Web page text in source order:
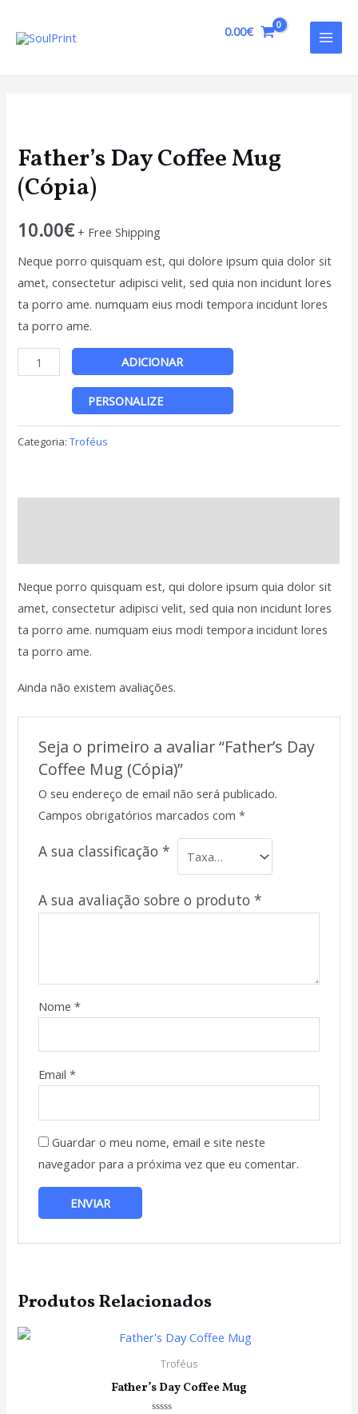
0.00€
Father’s Day Coffee Mug
(Cópia)
10.00€ + Free Shipping
Neque porro quisquam est, qui dolore ipsum quia dolor sit
amet, consectetur adipisci velit, sed quia non incidunt lores
ta porro ame. numquam eius modi tempora incidunt lores
ta porro ame.
Quantidade
de
Day
Coffee
ADICIONAR
PERSONALIZE
Categoria:Troféus
Neque porro quisquam est, qui dolore ipsum quia dolor sit
amet, consectetur adipisci velit, sed quia non incidunt lores
ta porro ame. numquam eius modi tempora incidunt lores
ta porro ame.
Ainda não existem avaliações.
Seja o primeiro a avaliar “Father’s Day
Coffee Mug (Cópia)”
O seu endereço de email não será publicado.
Campos obrigatórios marcados com *
A sua classificação *
A sua avaliação sobre o produto *
Nome *
Email *
Guardar o meu nome, email e site neste
navegador para a próxima vez que eu comentar.
Produtos Relacionados
Troféus
Father’s Day Coffee Mug